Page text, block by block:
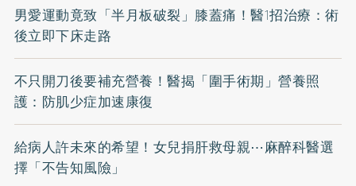
男愛運動竟致「半月板破裂」膝蓋痛！醫1招治療：術
後立即下床走路
不只開刀後要補充營養！醫揭「圍手術期」營養照
護：防肌少症加速康復
給病人許未來的希望！女兒捐肝救母親⋯麻醉科醫選
擇「不告知風險」